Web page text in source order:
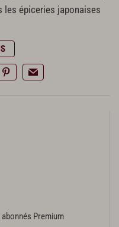
les épiceries japonaises
Premium